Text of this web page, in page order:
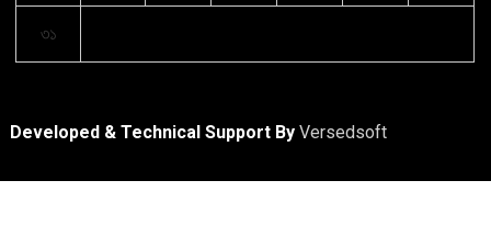
৩১
Developed & Technical Support ByVersedsoft